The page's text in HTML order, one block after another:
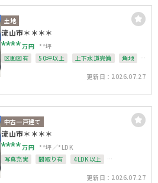
土地
流山市＊＊＊＊
****万円 **坪
区画図有
50坪以上 上下水道完備
角地
更新日：2026.07.27
中古一戸建て
流山市＊＊＊＊
****万円 **坪
*LDK
写真充実
間取り有
4LDK以上
更新日：2026.07.27